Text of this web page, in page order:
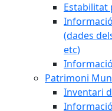
Estabilitat
(dades
etc)
Patrimoni
Inventari